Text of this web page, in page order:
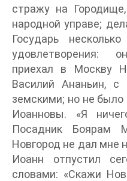
стражу на
народной управе;
Государь
удовлетворения:
приехал в Москву
Василий Ананьин,
земскими; но не
Иоанновы. «Я
Посадник Боярам
Новгород не дал мне
Иоанн отпустил
словами: «Скажи